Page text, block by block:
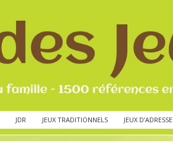
JDR JEUX TRADITIONNELS JEUX D’ADRESSE